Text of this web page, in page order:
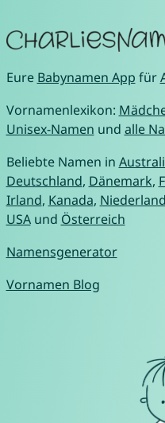
Eure Babynamen App für
Vornamenlexikon:
Unisex-Namen und alle
Beliebte Namen in
Deutschland, Dänemark,
Irland, Kanada,
USAund Österreich
Namensgenerator
Vornamen Blog